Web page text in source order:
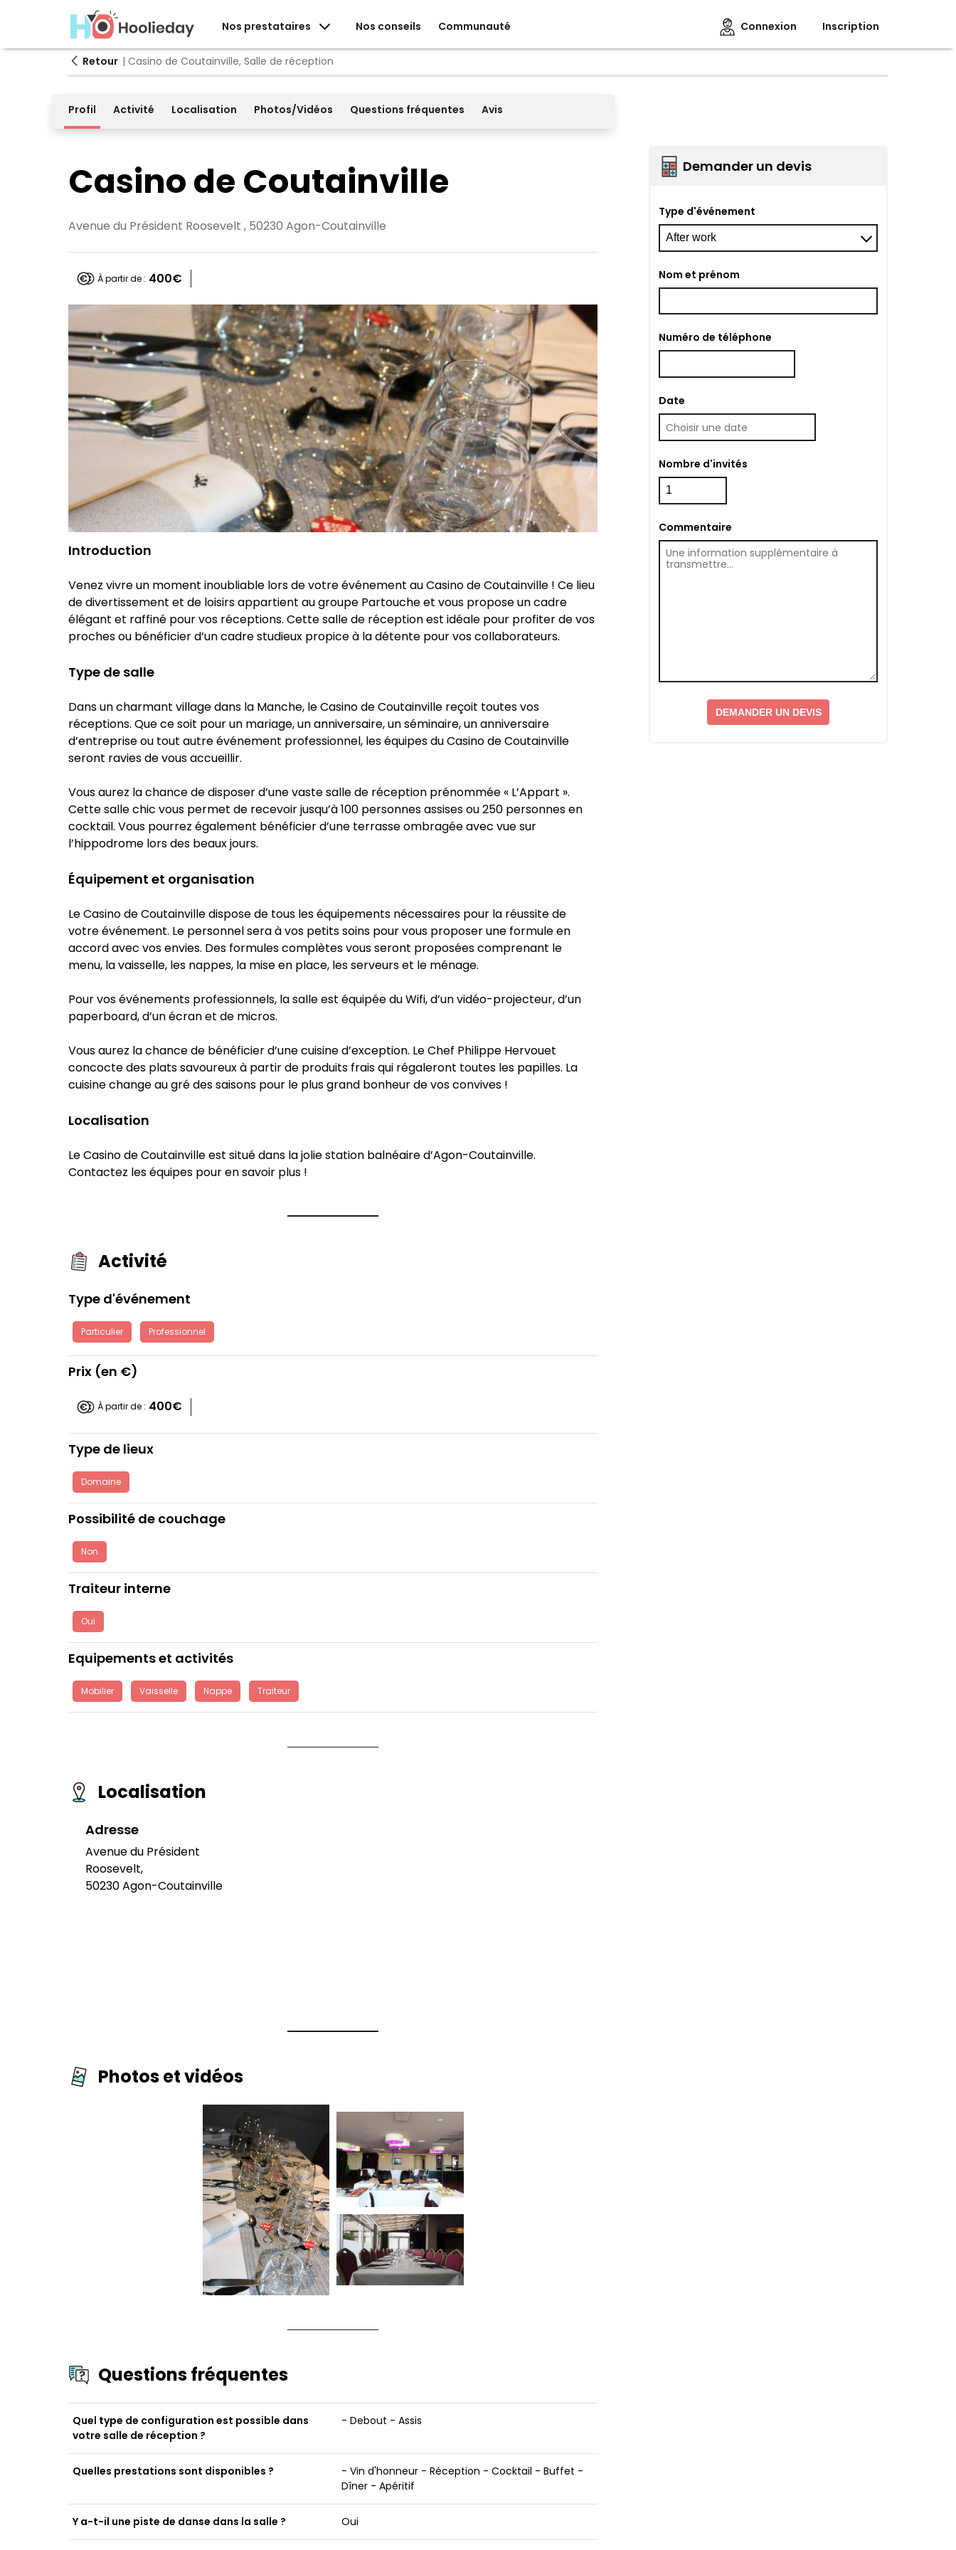
Nos prestataires Nos conseils Communauté Connexion Inscription
Retour | Casino de Coutainville, Salle de réception
Profil Activité Localisation Photos/Vidéos Questions fréquentes Avis
Casino de Coutainville
Avenue du Président Roosevelt , 50230 Agon-Coutainville
À partir de : 400€
Introduction
Venez vivre un moment inoubliable lors de votre événement au Casino de Coutainville ! Ce lieu
de divertissement et de loisirs appartient au groupe Partouche et vous propose un cadre
élégant et raffiné pour vos réceptions. Cette salle de réception est idéale pour profiter de vos
proches ou bénéficier d’un cadre studieux propice à la détente pour vos collaborateurs.
Type de salle
Dans un charmant village dans la Manche, le Casino de Coutainville reçoit toutes vos
réceptions. Que ce soit pour un mariage, un anniversaire, un séminaire, un anniversaire
d’entreprise ou tout autre événement professionnel, les équipes du Casino de Coutainville
seront ravies de vous accueillir.
Vous aurez la chance de disposer d’une vaste salle de réception prénommée « L’Appart ».
Cette salle chic vous permet de recevoir jusqu’à 100 personnes assises ou 250 personnes en
cocktail. Vous pourrez également bénéficier d’une terrasse ombragée avec vue sur
l’hippodrome lors des beaux jours.
Équipement et organisation
Le Casino de Coutainville dispose de tous les équipements nécessaires pour la réussite de
votre événement. Le personnel sera à vos petits soins pour vous proposer une formule en
accord avec vos envies. Des formules complètes vous seront proposées comprenant le
menu, la vaisselle, les nappes, la mise en place, les serveurs et le ménage.
Pour vos événements professionnels, la salle est équipée du Wifi, d’un vidéo-projecteur, d’un
paperboard, d’un écran et de micros.
Vous aurez la chance de bénéficier d’une cuisine d’exception. Le Chef Philippe Hervouet
concocte des plats savoureux à partir de produits frais qui régaleront toutes les papilles. La
cuisine change au gré des saisons pour le plus grand bonheur de vos convives !
Localisation
Le Casino de Coutainville est situé dans la jolie station balnéaire d’Agon-Coutainville.
Contactez les équipes pour en savoir plus !
Activité
Type d'événement
Particulier Professionnel
Prix (en €)
À partir de : 400€
Type de lieux
Domaine
Possibilité de couchage
Non
Traiteur interne
Oui
Equipements et activités
Mobilier Vaisselle Nappe Traiteur
Localisation
Adresse
Avenue du Président
Roosevelt,
50230 Agon-Coutainville
Photos et vidéos
Questions fréquentes
Quel type de configuration est possible dans
votre salle de réception ?
- Debout - Assis
Quelles prestations sont disponibles ?
- Vin d'honneur - Réception - Cocktail - Buffet -
Dîner - Apéritif
Y a-t-il une piste de danse dans la salle ? Oui
Demander un devis
Type d'événement
Nom et prénom
Numéro de téléphone
Date
Nombre d'invités
Commentaire
DEMANDER UN DEVIS